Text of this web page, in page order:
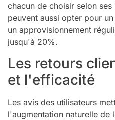
chacun de choisir selon ses
peuvent aussi opter pour
un approvisionnement
jusqu'à 20%.
Les retours
et l'efficacité
Les avis des utilisateurs
l'augmentation naturelle de